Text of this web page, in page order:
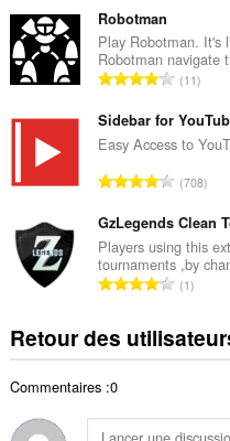
t
a
d
e
o
e
s
:
b
r
e
o
t
a
d
e
n
o
e
s
Robotman
Play Robotman. It's
Robotman navigate
N
m
b
e
o
t
a
e
n
e
11
Sidebar for
Easy Access to
N
m
b
r
e
o
t
d
708
GzLegends Clean
Players using this
tournaments ,by
N
b
t
1
Retour des
Commentaires :0